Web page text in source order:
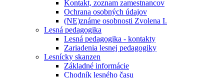
Kontakt, zoznam zamestnancov
Ochrana osobných údajov
(NE)známe osobnosti Zvolena I.
Lesná pedagogika
Lesná pedagogika - kontakty
Zariadenia lesnej pedagogiky
Lesnícky skanzen
Základné informácie
Chodník lesného času